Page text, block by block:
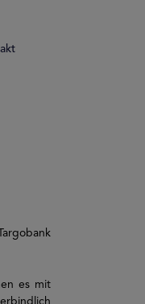
es mit